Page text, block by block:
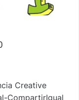
Creative
CompartirIgual